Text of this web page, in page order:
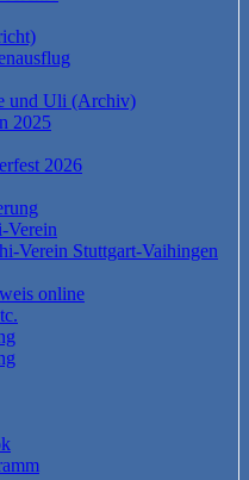
und Uli (Archiv)
2025
2026
Verein
Verein Stuttgart-Vaihingen
online